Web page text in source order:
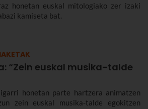
honetan euskal mitologiako zer izaki
kamiseta bat.
“Zein euskal musika-talde
honetan parte hartzera animatzen
zein euskal musika-talde egokitzen